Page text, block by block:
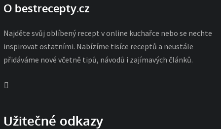
O bestrecepty.cz
Najděte svůj oblíbený recept v online kuchařce nebo se nechte
inspirovat ostatními. Nabízíme tisíce receptů a neustále
přidáváme nové včetně tipů, návodů i zajímavých článků.
Užitečné odkazy